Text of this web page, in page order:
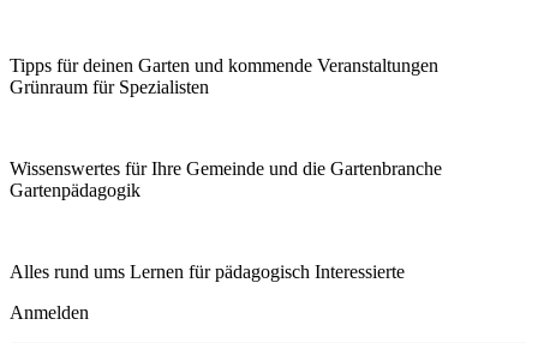
Tipps für deinen Garten und kommende Veranstaltungen
Grünraum für Spezialisten
Wissenswertes für Ihre Gemeinde und die Gartenbranche
Garten­pädagogik
Alles rund ums Lernen für pädagogisch Interessierte
Anmelden